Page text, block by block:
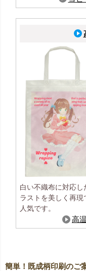
白い不織布に対応
ラストを美しく再
人気です。
高
簡単！既成柄印刷のご